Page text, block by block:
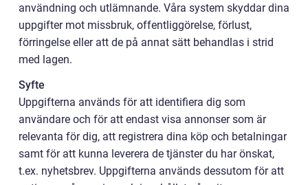
användning och utlämnande. Våra system skyddar dina
uppgifter mot missbruk, offentliggörelse, förlust,
förringelse eller att de på annat sätt behandlas i strid
med lagen.
Syfte
Uppgifterna används för att identifiera dig som
användare och för att endast visa annonser som är
relevanta för dig, att registrera dina köp och betalningar
samt för att kunna leverera de tjänster du har önskat,
t.ex. nyhetsbrev. Uppgifterna används dessutom för att